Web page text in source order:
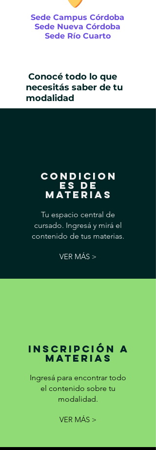
Sede Campus Córdoba
Sede Nueva Córdoba
Sede Río Cuarto
Conocé todo lo que
necesitás saber de tu
modalidad
CONDICION
ES DE
MATERIAS
Tu espacio central de
cursado. Ingresá y mirá el
contenido de tus materias.
VER MÁS >
INSCRIPCIÓN A
MATERIAS
Ingresá para encontrar todo
el contenido sobre tu
modalidad.
VER MÁS >